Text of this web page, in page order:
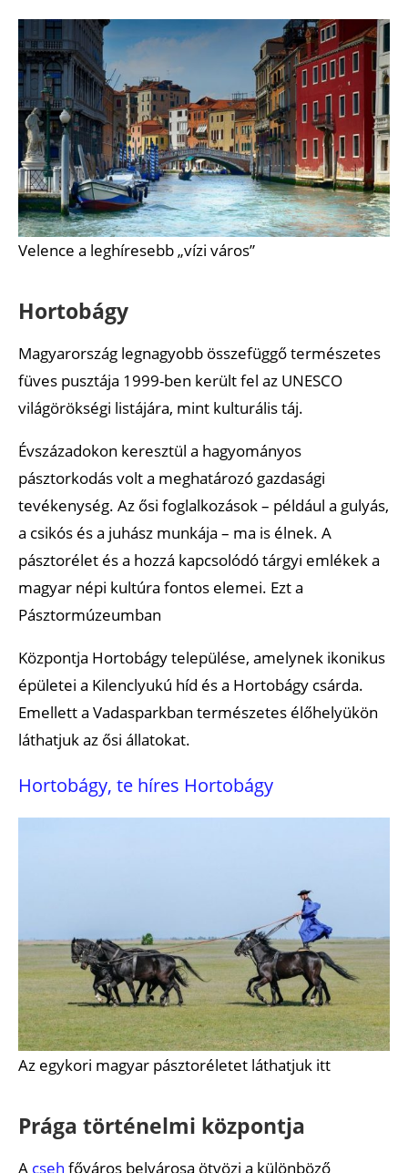
Velence a leghíresebb „vízi város”
Hortobágy
Magyarország legnagyobb összefüggő természetes
füves pusztája 1999-ben került fel az UNESCO
világörökségi listájára, mint kulturális táj.
Évszázadokon keresztül a hagyományos
pásztorkodás volt a meghatározó gazdasági
tevékenység. Az ősi foglalkozások – például a gulyás,
a csikós és a juhász munkája – ma is élnek. A
pásztorélet és a hozzá kapcsolódó tárgyi emlékek a
magyar népi kultúra fontos elemei. Ezt a
Pásztormúzeumban
Központja Hortobágy települése, amelynek ikonikus
épületei a Kilenclyukú híd és a Hortobágy csárda.
Emellett a Vadasparkban természetes élőhelyükön
láthatjuk az ősi állatokat.
Hortobágy, te híres Hortobágy
Az egykori magyar pásztoréletet láthatjuk itt
Prága történelmi központja
A cseh főváros belvárosa ötvözi a különböző